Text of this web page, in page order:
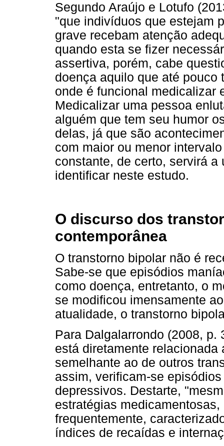
Segundo Araújo e Lotufo
"que indivíduos que estejam
grave recebam atenção
quando esta se fizer
assertiva, porém, cabe
doença aquilo que até pouco
onde é funcional medicalizar
Medicalizar uma pessoa
alguém que tem seu humor
delas, já que são
com maior ou menor
constante, de certo, servirá
identificar neste estudo.
O discurso dos
contemporânea
O transtorno bipolar não é
Sabe-se que episódios
como doença, entretanto, o
se modificou imensamente
atualidade, o transtorno
Para Dalgalarrondo (2008,
está diretamente
semelhante ao de outros
assim, verificam-se
depressivos. Destarte,
estratégias
frequentemente,
índices de recaídas e